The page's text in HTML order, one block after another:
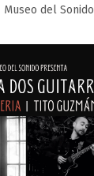
Museo del Sonido